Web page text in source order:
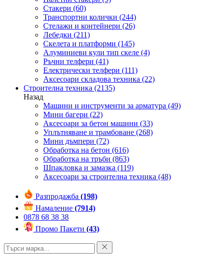
Стакери (60)
Транспортни колички (244)
Стелажи и контейнери (26)
Лебедки (211)
Скелета и платформи (145)
Алуминиеви кули тип скеле (4)
Ръчни телфери (41)
Електрически телфери (111)
Аксесоари складова техника (22)
Строителна техника (2135)
Назад
Машини и инструменти за арматура (49)
Мини багери (22)
Аксесоари за бетон машини (33)
Уплътняване и трамбоване (268)
Мини дъмпери (72)
Обработка на бетон (616)
Обработка на тръби (863)
Шпакловка и замазка (119)
Аксесоари за строителна техника (48)
Разпродажба (198)
Намаление (7914)
0878 68 38 38
Промо Пакети (43)